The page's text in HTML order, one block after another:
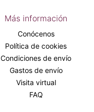
Más información
Conócenos
Política de cookies
Condiciones de envío
Gastos de envío
Visita virtual
FAQ